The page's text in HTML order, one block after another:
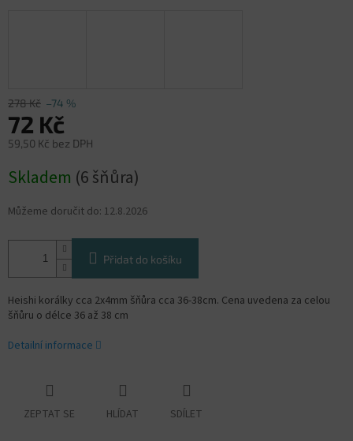
278 Kč –74 %
72 Kč
59,50 Kč bez DPH
cena:
Skladem (6 šňůra)
Můžeme doručit do: 12.8.2026
Přidat do košíku
Heishi korálky cca 2x4mm šňůra cca 36-38cm. Cena uvedena za celou
šňůru o délce 36 až 38 cm
Detailní informace
ZEPTAT SE HLÍDAT SDÍLET